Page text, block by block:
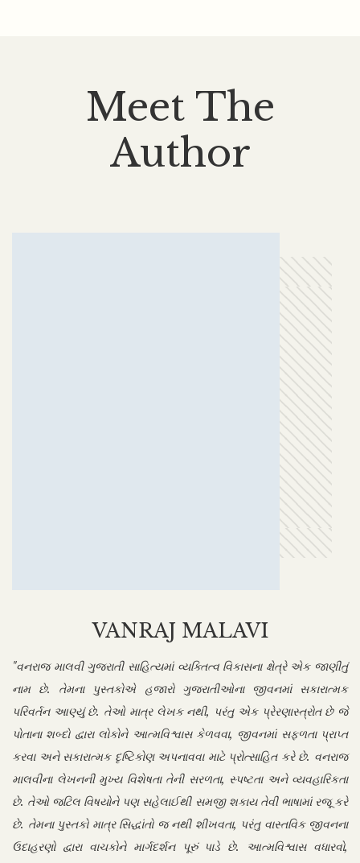
Meet The
Author
VANRAJ MALAVI
"વનરાજ માલવી ગુજરાતી સાહિત્યમાં વ્યક્તિત્વ વિકાસના ક્ષેત્રે એક જાણીતું
નામ છે. તેમના પુસ્તકોએ હજારો ગુજરાતીઓના જીવનમાં સકારાત્મક
પરિવર્તન આણ્યું છે. તેઓ માત્ર લેખક નથી, પરંતુ એક પ્રેરણાસ્ત્રોત છે જે
પોતાના શબ્દો દ્વારા લોકોને આત્મવિશ્વાસ કેળવવા, જીવનમાં સફળતા પ્રાપ્ત
કરવા અને સકારાત્મક દૃષ્ટિકોણ અપનાવવા માટે પ્રોત્સાહિત કરે છે. વનરાજ
માલવીના લેખનની મુખ્ય વિશેષતા તેની સરળતા, સ્પષ્ટતા અને વ્યવહારિકતા
છે. તેઓ જટિલ વિષયોને પણ સહેલાઈથી સમજી શકાય તેવી ભાષામાં રજૂ કરે
છે. તેમના પુસ્તકો માત્ર સિદ્ધાંતો જ નથી શીખવતા, પરંતુ વાસ્તવિક જીવનના
ઉદાહરણો દ્વારા વાચકોને માર્ગદર્શન પૂરું પાડે છે. આત્મવિશ્વાસ વધારવો,